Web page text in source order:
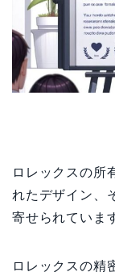
ロレックスの所
れたデザイン、
寄せられていま
ロレックスの精